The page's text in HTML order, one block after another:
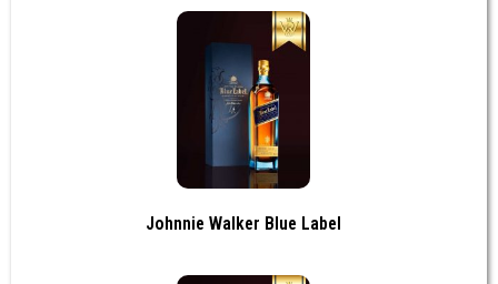
Johnnie Walker Blue Label